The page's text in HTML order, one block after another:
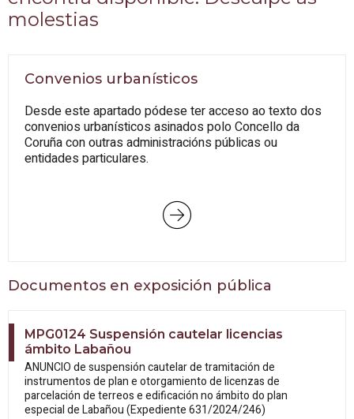
molestias
Convenios urbanísticos
Desde este apartado pódese ter acceso ao texto dos
convenios urbanísticos asinados polo Concello da
Coruña con outras administracións públicas ou
entidades particulares.
Documentos en exposición pública
MPG0124 Suspensión cautelar licencias
ámbito Labañou
ANUNCIO de suspensión cautelar de tramitación de
instrumentos de plan e otorgamiento de licenzas de
parcelación de terreos e edificación no ámbito do plan
especial de Labañou (Expediente 631/2024/246)